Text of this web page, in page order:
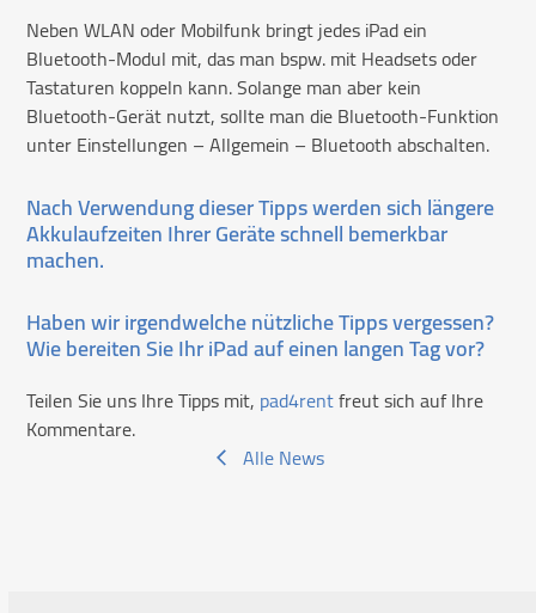
Neben WLAN oder Mobilfunk bringt jedes iPad ein
Bluetooth-Modul mit, das man bspw. mit Headsets oder
Tastaturen koppeln kann. Solange man aber kein
Bluetooth-Gerät nutzt, sollte man die Bluetooth-Funktion
unter Einstellungen – Allgemein – Bluetooth abschalten.
Nach Verwendung dieser Tipps werden sich längere
Akkulaufzeiten Ihrer Geräte schnell bemerkbar
machen.
Haben wir irgendwelche nützliche Tipps vergessen?
Wie bereiten Sie Ihr iPad auf einen langen Tag vor?
Teilen Sie uns Ihre Tipps mit, pad4rentfreut sich auf Ihre
Kommentare.
Alle News